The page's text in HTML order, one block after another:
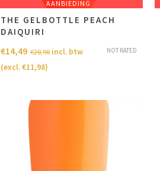
AANBIEDING
THE GELBOTTLE PEACH
DAIQUIRI
NOT RATED
€28,98
€14,49
incl. btw
(excl.€11,98)